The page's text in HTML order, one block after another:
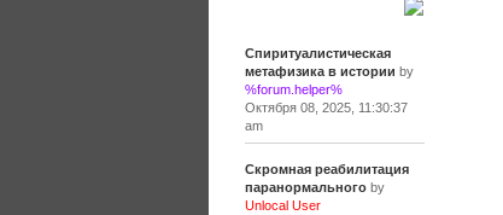
Спиритуалистическая
метафизика в истории by
%forum.helper%
Октября 08, 2025, 11:30:37
am
Скромная реабилитация
паранормальногоby
Unlocal User